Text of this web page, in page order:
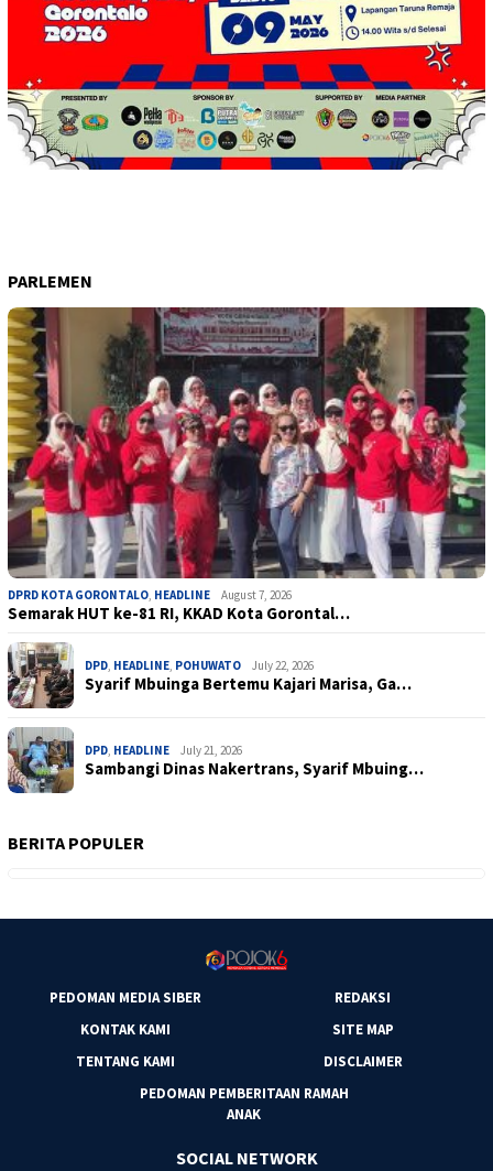
PARLEMEN
DPRD KOTA GORONTALO HEADLINE August 7, 2026
Semarak HUT ke-81 RI, KKAD Kota Gorontal…
DPD HEADLINE POHUWATO July 22, 2026
Syarif Mbuinga Bertemu Kajari Marisa, Ga…
DPD HEADLINE July 21, 2026
Sambangi Dinas Nakertrans, Syarif Mbuing…
BERITA POPULER
PEDOMAN MEDIA SIBER
REDAKSI
KONTAK KAMI
SITE MAP
TENTANG KAMI
DISCLAIMER
PEDOMAN PEMBERITAAN RAMAH
ANAK
SOCIAL NETWORK